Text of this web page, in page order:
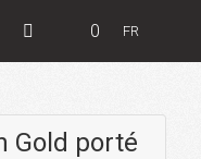
0 FR
Gold porté